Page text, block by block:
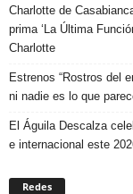
Charlotte de
prima ‘La Última
Charlotte
Estrenos “Rostros del
ni nadie es lo que
El Águila Descalza
e internacional este
Redes